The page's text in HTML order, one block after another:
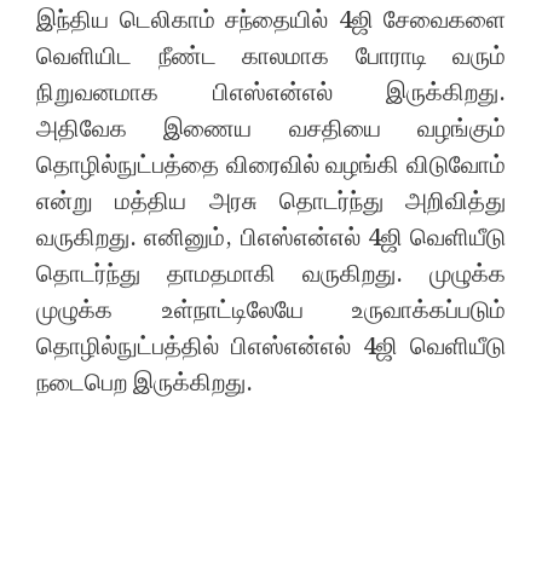
இந்திய டெலிகாம் சந்தையில் 4ஜி சேவைகளை
வெளியிட நீண்ட காலமாக போராடி வரும்
நிறுவனமாக பிஎஸ்என்எல் இருக்கிறது.
அதிவேக இணைய வசதியை வழங்கும்
தொழில்நுட்பத்தை விரைவில் வழங்கி விடுவோம்
என்று மத்திய அரசு தொடர்ந்து அறிவித்து
வருகிறது. எனினும், பிஎஸ்என்எல் 4ஜி வெளியீடு
தொடர்ந்து தாமதமாகி வருகிறது. முழுக்க
முழுக்க உள்நாட்டிலேயே உருவாக்கப்படும்
தொழில்நுட்பத்தில் பிஎஸ்என்எல் 4ஜி வெளியீடு
நடைபெற இருக்கிறது.